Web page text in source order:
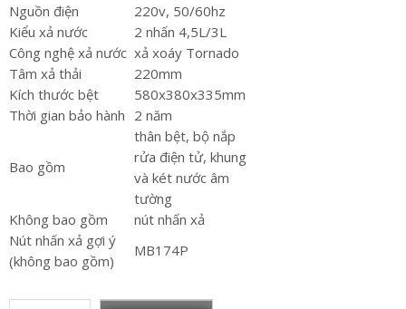
Nguồn điện
220v, 50/60hz
Kiểu xả nước
2 nhấn 4,5L/3L
Công nghệ xả nước xả xoáy Tornado
Tâm xả thải
220mm
Kích thước bệt
580x380x335mm
Thời gian bảo hành 2 năm
Bao gồm
thân bệt, bộ nắp
rửa điện tử, khung
và két nước âm
tường
Không bao gồm
nút nhấn xả
Nút nhấn xả gợi ý
(không bao gồm)
MB174P